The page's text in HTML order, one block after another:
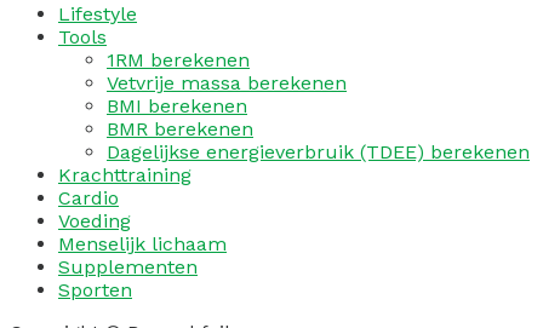
Lifestyle
Tools
1RM berekenen
Vetvrije massa berekenen
BMI berekenen
BMR berekenen
Dagelijkse energieverbruik (TDEE) berekenen
Krachttraining
Cardio
Voeding
Menselijk lichaam
Supplementen
Sporten